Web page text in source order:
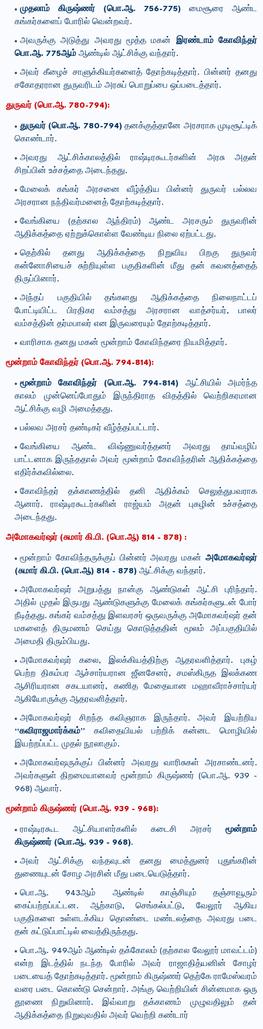
முதலாம் கிருஷ்ணர் (பொ.ஆ. 756-775) மைசூரை ஆண்ட
கங்கர்களைப் போரில் வென்றவர்.
அவருக்கு அடுத்து அவரது மூத்த மகன் இரண்டாம் கோவிந்தர்
பொ.ஆ. 775ஆம் ஆண்டில் ஆட்சிக்கு வந்தார்.
அவர் கீழைச் சாளுக்கியர்களைத் தோற்கடித்தார். பின்னர் தனது
சகோதரரான துருவரிடம் அரசுப் பொறுப்பை ஒப்படைத்தார்.
துருவர் (பொ.ஆ. 780-794):
துருவர் (பொ.ஆ. 780-794)தனக்குத்தானே அரசராக முடிசூட்டிக்
கொண்டார்.
அவரது ஆட்சிக்காலத்தில் ராஷ்டிரகூடர்களின் அரசு அதன்
சிறப்பின் உச்சத்தை அடைந்தது.
மேலைக் கங்கர் அரசனை வீழ்த்திய பின்னர் துருவர் பல்லவ
அரசரான நந்திவர்மனைத் தோற்கடித்தார்.
வேங்கியை (தற்கால ஆந்திரம்) ஆண்ட அரசரும் துருவரின்
ஆதிக்கத்தை ஏற்றுக்கொள்ள வேண்டிய நிலை ஏற்பட்டது.
தெற்கில் தனது ஆதிக்கத்தை நிறுவிய பிறகு துருவர்
கன்னோசியைச் சுற்றியுள்ள பகுதிகளின் மீது தன் கவனத்தைத்
திருப்பினார்.
அந்தப் பகுதியில் தங்களது ஆதிக்கத்தை நிலைநாட்டப்
போட்டியிட்ட பிரதிகர வம்சத்து அரசரான வாத்சர்யர், பாலர்
வம்சத்தின் தர்மபாலர் என இருவரையும் தோற்கடித்தார்.
வாரிசாக தனது மகன் மூன்றாம் கோவிந்தரை நியமித்தார்.
மூன்றாம் கோவிந்தர் (பொ.ஆ. 794-814):
மூன்றாம் கோவிந்தர் (பொ.ஆ. 794-814) ஆட்சியில் அமர்ந்த
காலம் முன்னெப்போதும் இருந்திராத விதத்தில் வெற்றிகரமான
ஆட்சிக்கு வழி அமைத்தது.
பல்லவ அரசர் தண்டிகர் வீழ்த்தப்பட்டார்.
வேங்கியை ஆண்ட விஷ்ணுவர்த்தனர் அவரது தாய்வழிப்
பாட்டனாக இருந்ததால் அவர் மூன்றாம் கோவிந்தரின் ஆதிக்கத்தை
எதிர்க்கவில்லை.
கோவிந்தர் தக்காணத்தில் தனி ஆதிக்கம் செலுத்துபவராக
ஆனார். ராஷ்டிரகூடர்களின் ராஜ்யம் அதன் புகழின் உச்சத்தை
அடைந்தது.
அமோகவர்ஷர் (சுமார் கி.பி. (பொ.ஆ) 814 - 878) :
மூன்றாம் கோவிந்தருக்குப் பின்னர் அவரது மகன் அமோகவர்ஷர்
(சுமார் கி.பி. (பொ.ஆ) 814 - 878) ஆட்சிக்கு வந்தார்.
அமோகவர்ஷர் அறுபத்து நான்கு ஆண்டுகள் ஆட்சி புரிந்தார்.
அதில் முதல் இருபது ஆண்டுகளுக்கு மேலைக் கங்கர்களுடன் போர்
நீடித்தது. கங்கர் வம்சத்து இளவரசர் ஒருவருக்கு அமோகவர்ஷர் தன்
மகளைத் திருமணம் செய்து கொடுத்ததின் மூலம் அப்பகுதியில்
அமைதி திரும்பியது.
அமோகவர்ஷர் கலை, இலக்கியத்திற்கு ஆதரவளித்தார். புகழ்
பெற்ற திகம்பர ஆச்சார்யரான ஜீனசேனர், சமஸ்கிருத இலக்கண
ஆசிரியரான சகடயானர், கணித மேதையான மஹாவீராச்சார்யர்
ஆகியோருக்கு ஆதரவளித்தார்.
அமோகவர்ஷர் சிறந்த கவிஞராக இருந்தார். அவர் இயற்றிய
“கவிராஜமார்க்கம்” கவிதையியல் பற்றிக் கன்னட மொழியில்
இயற்றப்பட்ட முதல் நூலாகும்.
அமோகவர்ஷருக்குப் பின்னர் அவரது வாரிசுகள் அரசாண்டனர்.
அவர்களுள் திறமையானவர் மூன்றாம் கிருஷ்ணர் (பொ.ஆ. 939 -
968) ஆவார்.
மூன்றாம் கிருஷ்ணர் (பொ.ஆ. 939 - 968):
ராஷ்டிரகூட ஆட்சியாளர்களில் கடைசி அரசர் மூன்றாம்
கிருஷ்ணர் (பொ.ஆ. 939 - 968).
அவர் ஆட்சிக்கு வந்தவுடன் தனது மைத்துனர் புதுங்கரின்
துணையுடன் சோழ அரசின் மீது படையெடுத்தார்.
பொ.ஆ. 943ஆம் ஆண்டில் காஞ்சியும் தஞ்சாவூரும்
கைப்பற்றப்பட்டன. ஆற்காடு, செங்கல்பட்டு, வேலூர் ஆகிய
பகுதிகளை உள்ளடக்கிய தொண்டை மண்டலத்தை அவரது படை
தன் கட்டுப்பாட்டில் வைத்திருந்தது.
பொ.ஆ. 949ஆம் ஆண்டில் தக்கோலம் (தற்கால வேலூர் மாவட்டம்)
என்ற இடத்தில் நடந்த போரில் அவர் ராஜாதித்யனின் சோழர்
படையைத் தோற்கடித்தார். மூன்றாம் கிருஷ்ணர் தெற்கே ராமேஸ்வரம்
வரை படை கொண்டு சென்றார். அங்கு வெற்றியின் சின்னமாக ஒரு
தூணை நிறுவினார். இவ்வாறு தக்காணம் முழுவதிலும் தன்
ஆதிக்கத்தை நிறுவுவதில் அவர் வெற்றி கண்டார்